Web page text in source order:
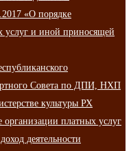
«О порядке
услуг и иной приносящей
Совета по ДПИ, НХП
культуры РХ
платных услуг
деятельности